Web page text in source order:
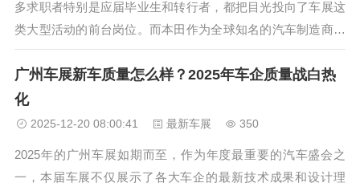
多求职者特别是应届毕业生和转行者，都把目光投向了车展这
类大型活动的前台岗位。而本田作为全球知名的汽车制造商，
其车展前台岗位更是备受关注。那么，本田车展前台工资到底
怎么样？本文将为你详细解析2025年本田车展前台薪资水平、
福利待遇以及职业发...
广州车展新车质量怎么样？2025年车企质量战白热
化
2025-12-20 08:00:41 最新车展 350
2025年的广州车展如期而至，作为年度最重要的汽车盛会之
一，本届车展不仅展示了各大车企的最新技术成果和设计理